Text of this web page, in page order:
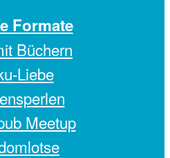
Formate
Büchern
Liebe
Meetup